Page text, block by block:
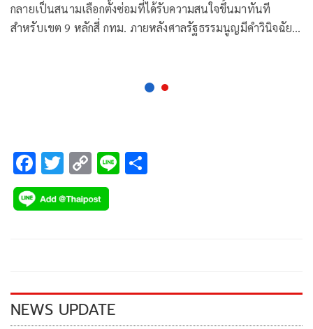
กลายเป็นสนามเลือกตั้งซ่อมที่ได้รับความสนใจขึ้นมาทันที
สำหรับเขต 9 หลักสี่ กทม. ภายหลังศาลรัฐธรรมนูญมีคำวินิจฉัย
F
ac
e
k
T
wi
tt
C
o
p
k
Li
NEWS UPDATE